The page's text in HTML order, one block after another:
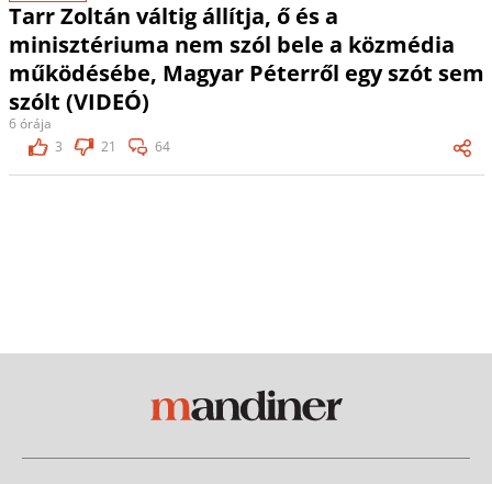
Tarr Zoltán váltig állítja, ő és a
minisztériuma nem szól bele a közmédia
működésébe, Magyar Péterről egy szót sem
szólt (VIDEÓ)
6 órája
3
21 64